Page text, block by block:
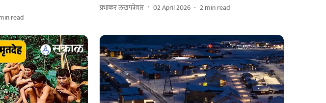
read
प्रभाकर लखपत्रेवार 02 April 2026 2min read